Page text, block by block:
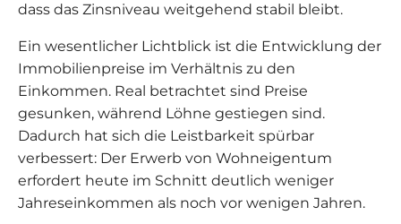
dass das Zinsniveau weitgehend stabil bleibt.
Ein wesentlicher Lichtblick ist die Entwicklung der
Immobilienpreise im Verhältnis zu den
Einkommen. Real betrachtet sind Preise
gesunken, während Löhne gestiegen sind.
Dadurch hat sich die Leistbarkeit spürbar
verbessert: Der Erwerb von Wohneigentum
erfordert heute im Schnitt deutlich weniger
Jahreseinkommen als noch vor wenigen Jahren.